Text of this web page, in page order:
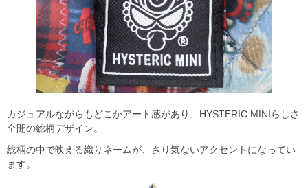
カジュアルながらもどこかアート感があり、HYSTERIC MINIらしさ
全開の総柄デザイン。
総柄の中で映える織りネームが、さり気ないアクセントになってい
ます。